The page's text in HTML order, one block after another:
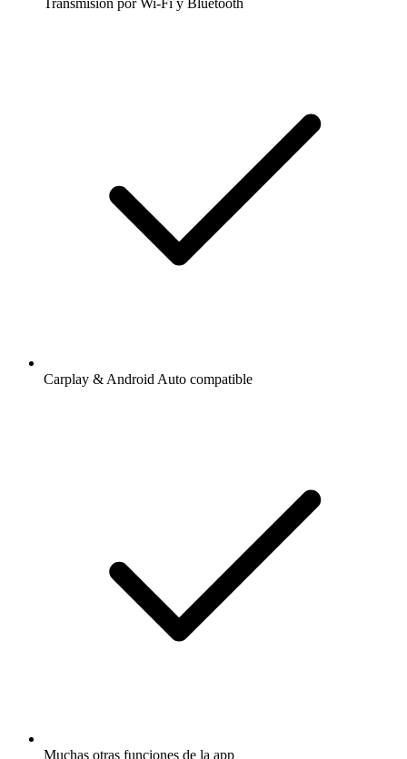
Transmisión por Wi-Fi y Bluetooth
Carplay & Android Auto compatible
Muchas otras funciones de la app